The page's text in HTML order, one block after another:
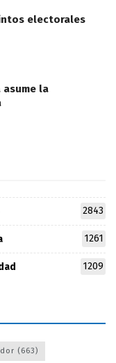
electorales
asume la
2843
1261
1209
(663)